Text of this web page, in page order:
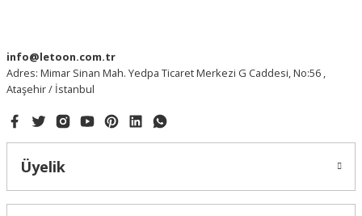
info@letoon.com.tr
Adres: Mimar Sinan Mah. Yedpa Ticaret Merkezi G Caddesi, No:56 ,
Ataşehir / İstanbul
Üyelik